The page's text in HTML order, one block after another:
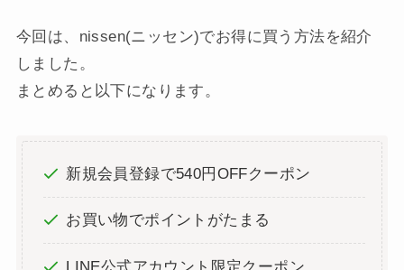
今回は、nissen(ニッセン)でお得に買う方法を紹介
しました。
まとめると以下になります。
新規会員登録で540円OFFクーポン
お買い物でポイントがたまる